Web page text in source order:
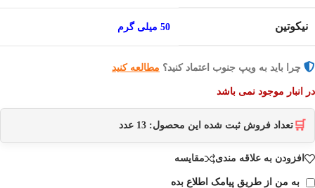
نیکوتین 50 میلی گرم
چرا باید به ویپ جنوب اعتماد کنید؟ مطالعه کنید
در انبار موجود نمی باشد
🛒 تعداد فروش ثبت شده این محصول: 13 عدد
افزودن به علاقه مندی مقایسه
به من از طریق پیامک اطلاع بده